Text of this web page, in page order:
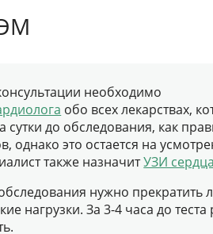
необходимо
обо всех лекарствах,
сутки до обследования, как
однако это остается на
также назначитУЗИ сердца
нужно прекратить
нагрузки. За 3-4 часа до теста